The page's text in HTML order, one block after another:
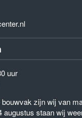
uur
zijn wij van
augustus staan wij